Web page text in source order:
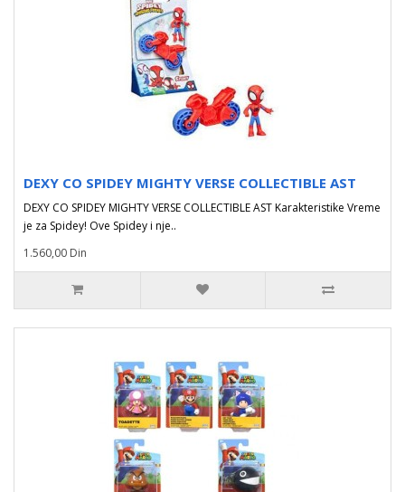
DEXY CO SPIDEY MIGHTY VERSE COLLECTIBLE AST
DEXY CO SPIDEY MIGHTY VERSE COLLECTIBLE AST Karakteristike Vreme
je za Spidey! Ove Spidey i nje..
1.560,00 Din